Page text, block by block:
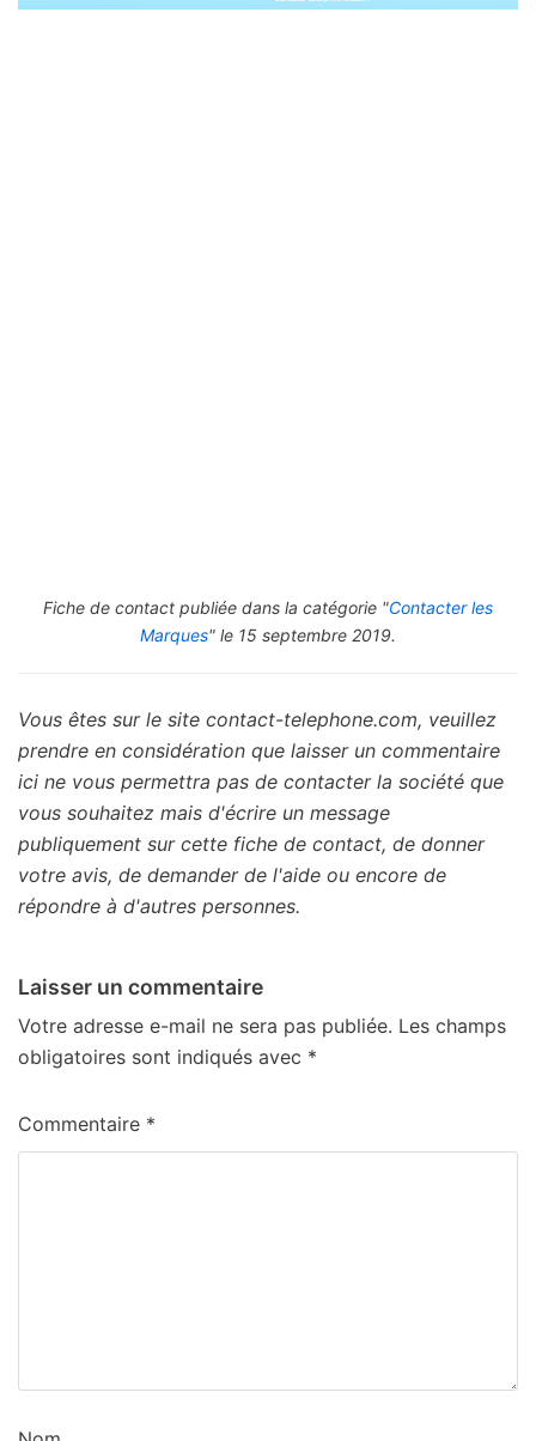
Fiche de contact publiée dans la catégorie "Contacter les
Marques" le 15 septembre 2019.
Vous êtes sur le site contact-telephone.com, veuillez
prendre en considération que laisser un commentaire
ici ne vous permettra pas de contacter la société que
vous souhaitez mais d'écrire un message
publiquement sur cette fiche de contact, de donner
votre avis, de demander de l'aide ou encore de
répondre à d'autres personnes.
Laisser un commentaire
Votre adresse e-mail ne sera pas publiée. Les champs
obligatoires sont indiqués avec *
Commentaire *